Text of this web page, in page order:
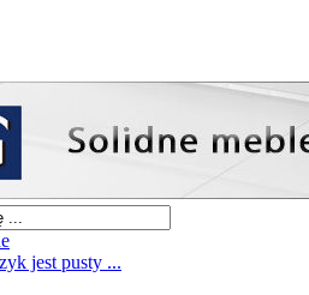
jest pusty ...